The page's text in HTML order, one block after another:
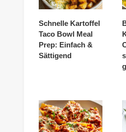
Schnelle Kartoffel
Taco Bowl Meal
Prep: Einfach &
Sättigend